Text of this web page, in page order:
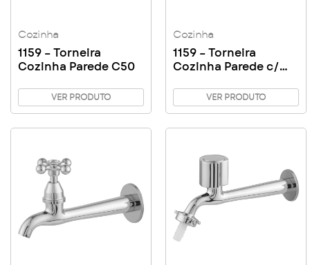
Cozinha
1159 – Torneira
Cozinha Parede C50
VER PRODUTO
Cozinha
1159 – Torneira
Cozinha Parede c/
VER PRODUTO